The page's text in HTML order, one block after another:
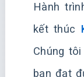
Hành
kết thúc
Chúng
bạn đạt